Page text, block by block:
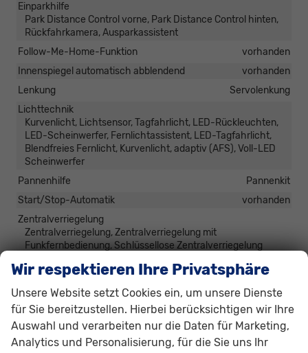
Einparkhilfe
Park Distance Control vorne, Park Distance Control hinten,
Rückfahrkamera, Ausparkassistent
Follow-Me-Home-Funktion
vorhanden
Innenspiegel automatisch abblendend
vorhanden
Lenkung
Servolenkung
Lichttechnik
Kurvenlicht, Lichtsensor, Tagfahrlicht, LED-Rückleuchten,
LED-Scheinwerfer, Fernlichtassistent, LED-Tagfahrlicht,
Blendfreies Fernlicht, Kurvenlicht, adaptiv (AFS), Voll-LED
Scheinwerfer
Pannenhilfe
Pannenkit
Start/Stop-Automatik
vorhanden
Zentralverriegelung
Zentralverriegelung, Zentralverriegelung mit
Funkfernbedienung, Schlüssellose Zentralverriegelung
Außen
Abnehmbar
Außenspiegel
Außenspiegel elektrisch anklappbar, Außenspiegel beheizbar,
Wir respektieren Ihre Privatsphäre
Unsere Website setzt Cookies ein, um unsere Dienste
für Sie bereitzustellen. Hierbei berücksichtigen wir Ihre
Auswahl und verarbeiten nur die Daten für Marketing,
Analytics und Personalisierung, für die Sie uns Ihr